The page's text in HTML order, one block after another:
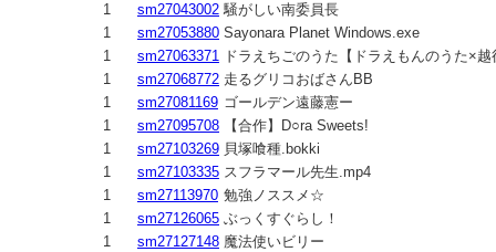
1
sm27043002 騒がしい南委員長
1
sm27053880 Sayonara Planet Windows.exe
1
sm27063371 ドラえちごのうた【ドラえもんのうた×越
1
sm27068772 走るグリコおばさんBB
1
sm27081169 ゴールデン遠藤憲ー
1
sm27095708
【合作】D○ra Sweets!
1
sm27103269 貝塚喰種.bokki
1
sm27103335 スフラマール先生.mp4
1
sm27113970 勉強ノススメ☆
1
sm27126065 ぶっくすぐらし！
1
sm27127148 魔法使いビリー